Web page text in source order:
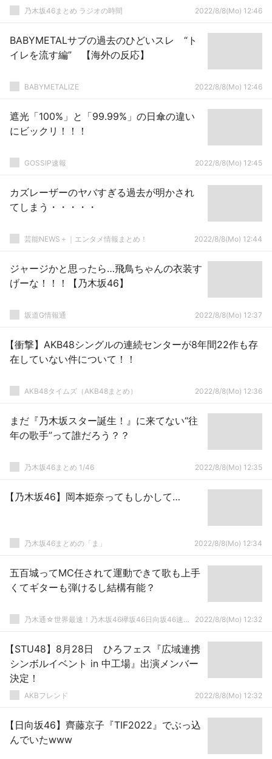
乃木坂46まとめ ラジオの時間 2022/8/8(Mo) 12:46
BABYMETALサブの過去のひどいスレ “ト
イレを流す編” 【海外の反応】
BABYMETALIZE 2022/8/8(Mo) 12:46
遮光「100%」と「99.99%」の日傘の違い
にビックリ！！！
GOSSIP速報 2022/8/8(Mo) 12:45
カズレーザーのヤバすぎる過去が明かされ
てしまう・・・・・
芸能NEWS＋｜エンタメ情報まとめ！ 2022/8/8(Mo) 12:44
ジャージかと思ったら…飛鳥ちゃんの衣装す
げーな！！！【乃木坂46】
坂道G情報通 2022/8/8(Mo) 12:37
【衝撃】AKB48シングルの連続センターが8年間22作も存
在していない件について！！
AKB48タイムズ（AKB48まとめ） 2022/8/8(Mo) 12:36
まだ『乃木坂スター誕生！』に来てない“往
年の歌手”って誰だろう？？
乃木坂46まとめ 1/46 2022/8/8(Mo) 12:35
【乃木坂46】岡本姫奈ってもしかして…
乃木坂46まとめの「ま」 2022/8/8(Mo) 12:34
五百城ってMC任されて運動できて歌も上手
くてギターも弾けるし結構有能？
乃木通☆世界最速！乃木坂46欅坂46日向坂46速報まとめ 2022/8/8(Mo) 12:32
【STU48】8月28日 ひろフェス『広域連携
シンボルイベント in 中工場』出演メンバー
決定！
AKBフレンド 2022/8/8(Mo) 12:32
【日向坂46】齊藤京子『TIF2022』でぶっ込
んでいたwww